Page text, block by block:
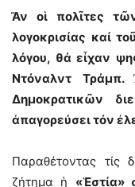
Ἄν οἱ πολῖτες
λογοκρισίας καί
λόγου, θά εἶχαν
Ντόναλντ
Δημοκρατικῶν
ἀπαγορεύσει τόν
Παραθέτοντας τίς
ζήτημα ἡ «Ἑστία»